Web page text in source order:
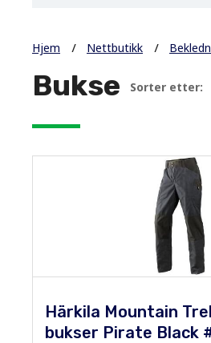
Hjem Nettbutikk
Bukse Sorter etter:
Härkila Mountain
bukser Pirate Black